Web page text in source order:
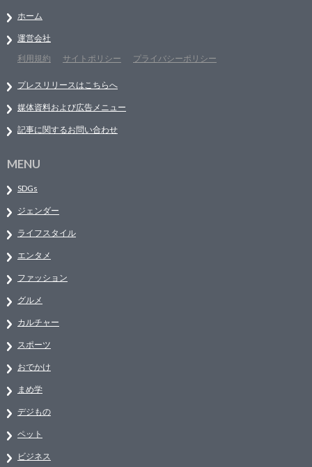
ホーム
運営会社
利用規約
サイトポリシー プライバシーポリシー
プレスリリースはこちらへ
媒体資料および広告メニュー
記事に関するお問い合わせ
MENU
SDGs
ジェンダー
ライフスタイル
エンタメ
ファッション
グルメ
カルチャー
スポーツ
おでかけ
まめ学
デジもの
ペット
ビジネス